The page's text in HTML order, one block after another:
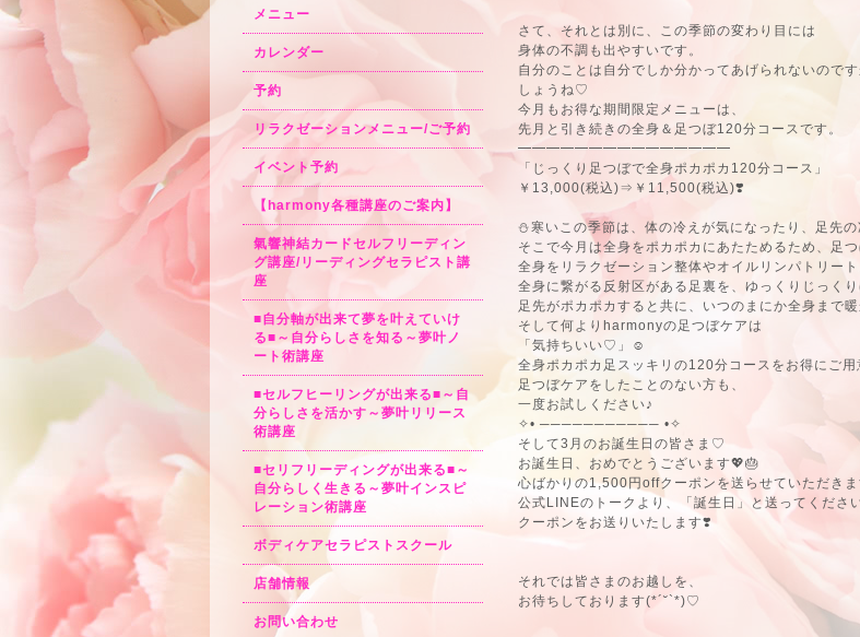
さて、それとは別に、この季節の変わり目には
身体の不調も出やすいです。
自分のことは自分でしか分かってあげられないので
しょうね♡
今月もお得な期間限定メニューは、
先月と引き続きの全身＆足つぼ120分コースです。
━━━━━━━━━━━━━━━
「じっくり足つぼで全身ポカポカ120分コース」
￥13,000(税込)⇒￥11,500(税込)❣️
⛄️寒いこの季節は、体の冷えが気になったり、足先
そこで今月は全身をポカポカにあたためるため、足
全身をリラクゼーション整体やオイルリンパトリート
全身に繋がる反射区がある足裏を、ゆっくりじっくり
足先がポカポカすると共に、いつのまにか全身まで
そして何よりharmonyの足つぼケアは
「気持ちいい♡」☺️
全身ポカポカ足スッキリの120分コースをお得にご
足つぼケアをしたことのない方も、
一度お試しください♪
✧• ─────────── •✧
そして3月のお誕生日の皆さま♡
お誕生日、おめでとうございます💖🎂
心ばかりの1,500円offクーポンを送らせていただきま
公式LINEのトークより、「誕生日」と送ってください
クーポンをお送りいたします❣️
それでは皆さまのお越しを、
お待ちしております(*´˘`*)♡
メニュー
カレンダー
予約
リラクゼーションメニュー/ご予約
イベント予約
【harmony各種講座のご案内】
氣響神結カードセルフリーディン
グ講座/リーディングセラピスト講
座
■自分軸が出来て夢を叶えていけ
る■～自分らしさを知る～夢叶ノ
ート術講座
■セルフヒーリングが出来る■～自
分らしさを活かす～夢叶リリース
術講座
■セリフリーディングが出来る■～
自分らしく生きる～夢叶インスピ
レーション術講座
ボディケアセラピストスクール
店舗情報
お問い合わせ